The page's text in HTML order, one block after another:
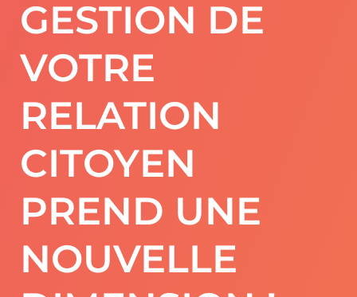
GESTION DE
VOTRE
RELATION
CITOYEN
PREND UNE
NOUVELLE